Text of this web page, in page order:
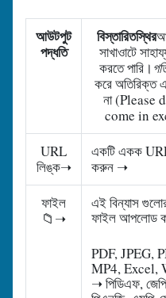
আউটপুট
পদ্ধতি
বিস্তারিতস্থির
সাখাওাটে
করতে পারি।
করে অতিরিক্ত
না (Please
come in
URL
লিঙ্ক➝
একটি একক
করুন ➝
ফাইল
📁➝
এই বিন্যাস
ফাইল আপলোড
PDF, JPEG,
MP4, Excel,
➝ পিডিএফ,